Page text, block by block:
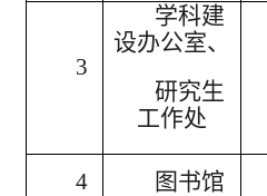
3
学科建
设办公室、
研究生
工作处
4 图书馆